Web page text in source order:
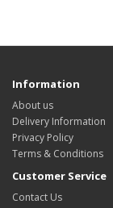
Information
About us
Delivery Information
Privacy Policy
Terms & Conditions
Customer Service
Contact Us